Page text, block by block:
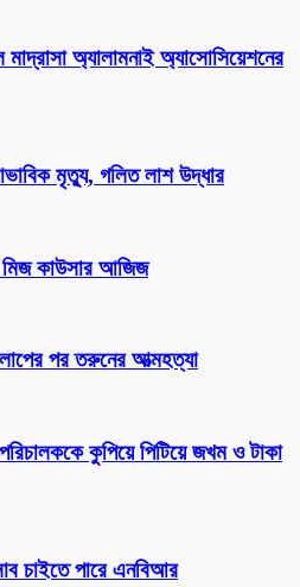
অ্যালামনাই অ্যাসোসিয়েশনের
মৃত্যু, গলিত লাশ উদ্ধার
মিজ কাউসার আজিজ
পর তরুনের আত্মহত্যা
পরিচালককে কুপিয়ে পিটিয়ে জখম ও টাকা
চাইতে পারে এনবিআর